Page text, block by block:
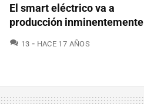
El smart eléctrico va a
producción inminentemente
13 COMENTARIOS
HACE 17 AÑOS